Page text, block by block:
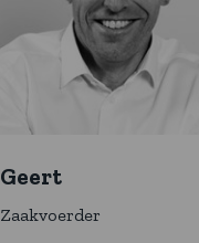
Geert
Zaakvoerder